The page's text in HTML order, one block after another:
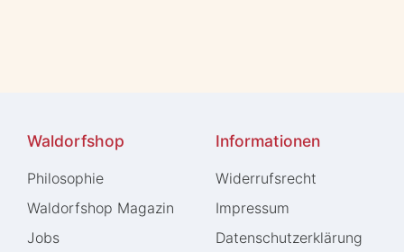
Waldorfshop
Philosophie
Waldorfshop Magazin
Jobs
Informationen
Widerrufs­recht
Impressum
Daten­schutz­erklärung